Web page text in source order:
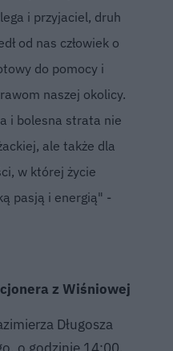
i przyjaciel, druh
od nas człowiek o
do pomocy i
naszej okolicy.
i bolesna strata nie
ale także dla
w której życie
pasją i energią" -
z Wiśniowej
Długosza
o godzinie 14:00.